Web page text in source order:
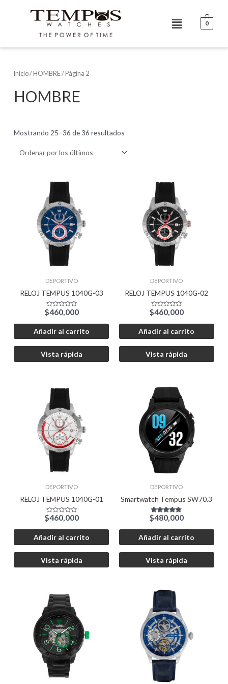
Menú 0
Inicio/HOMBRE/ Página 2
HOMBRE
Mostrando 25–36 de 36 resultados
DEPORTIVO
RELOJ TEMPUS 1040G-03
Valorado
con
0
de
5
$460,000
Añadir al carrito
Vista rápida
DEPORTIVO
RELOJ TEMPUS 1040G-02
Valorado
con
0
de
5
$460,000
Añadir al carrito
Vista rápida
DEPORTIVO
RELOJ TEMPUS 1040G-01
Valorado
0
de
5
$460,000
Añadir al carrito
Vista rápida
DEPORTIVO
Smartwatch Tempus SW70.3
Valorado
4.67
de 5
$480,000
Añadir al carrito
Vista rápida